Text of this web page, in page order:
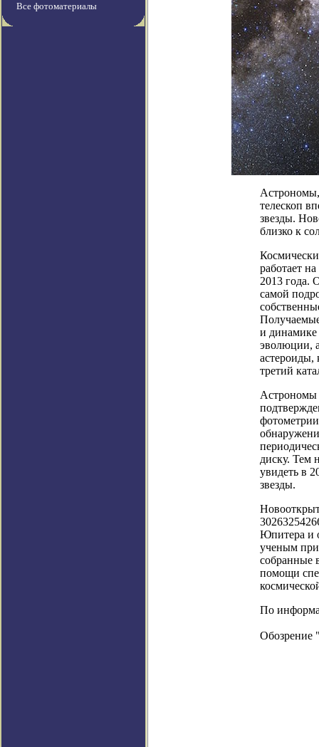
Все фотоматериалы
Астрономы,
телескоп
звезды.
близко к
работает
2013 года.
самой
и динамике
эволюции,
астероиды,
третий
Астрономы
диску. Тем
увидеть в
звезды.
Юпитера и
ученым
собранные
помощи
По
Обозрение